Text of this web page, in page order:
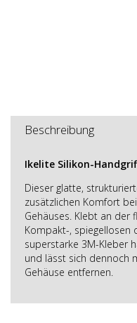
Beschreibung
Ikelite Silikon-
Dieser glatte,
zusätzlichen Komfort
Gehäuses. Klebt an der
Kompakt-, spiegellosen
superstarke 3M-Kleber
und lässt sich dennoch
Gehäuse entfernen.